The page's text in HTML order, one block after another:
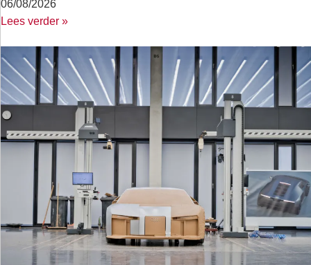
06/08/2026
Lees verder »